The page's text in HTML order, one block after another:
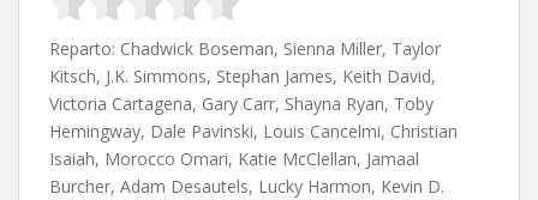
Reparto: Chadwick Boseman, Sienna Miller, Taylor
Kitsch, J.K. Simmons, Stephan James, Keith David,
Victoria Cartagena, Gary Carr, Shayna Ryan, Toby
Hemingway, Dale Pavinski, Louis Cancelmi, Christian
Isaiah, Morocco Omari, Katie McClellan, Jamaal
Burcher, Adam Desautels, Lucky Harmon, Kevin D.